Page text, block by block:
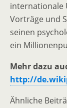
internationale
Vorträge und
seinen
ein
Mehr dazu
http://
Ähnliche